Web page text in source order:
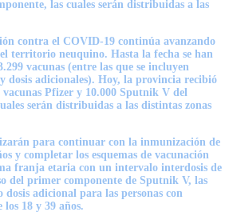
las cuales serán distribuidas a las
contra el COVID-19 continúa avanzando
territorio neuquino. Hasta la fecha se han
vacunas (entre las que se incluyen
dosis adicionales). Hoy, la provincia recibió
Pfizer y 10.000 Sputnik V del
serán distribuidas a las distintas zonas
para continuar con la inmunización de
y completar los esquemas de vacunación
franja etaria con un intervalo interdosis de
del primer componente de Sputnik V, las
dosis adicional para las personas con
18 y 39 años.